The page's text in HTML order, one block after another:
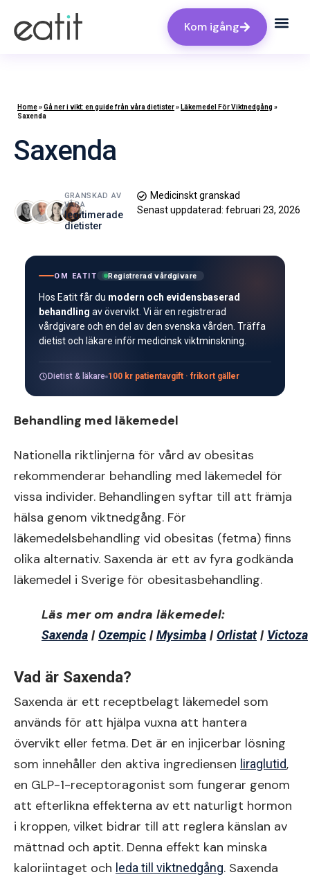
Kom igång
Home»Gå ner i vikt: en guide från våra dietister» Läkemedel För Viktnedgång »
Saxenda
Saxenda
GRANSKAD AV
VÅRA
legitimerade
dietister
Medicinskt granskad
Senast uppdaterad: februari 23, 2026
OM EATIT Registrerad vårdgivare
Hos Eatit får du modern och evidensbaserad
behandling av övervikt. Vi är en registrerad
vårdgivare och en del av den svenska vården. Träffa
dietist och läkare inför medicinsk viktminskning.
Dietist & läkare 100 kr patientavgift · frikort gäller
Behandling med läkemedel
Nationella riktlinjerna för vård av obesitas
rekommenderar behandling med läkemedel för
vissa individer. Behandlingen syftar till att främja
hälsa genom viktnedgång. För
läkemedelsbehandling vid obesitas (fetma) finns
olika alternativ. Saxenda är ett av fyra godkända
läkemedel i Sverige för obesitasbehandling.
Läs mer om andra läkemedel:
Saxenda | Ozempic | Mysimba | Orlistat| Victoza
Vad är Saxenda?
Saxenda är ett receptbelagt läkemedel som
används för att hjälpa vuxna att hantera
övervikt eller fetma. Det är en injicerbar lösning
som innehåller den aktiva ingrediensen liraglutid,
en GLP-1-receptoragonist som fungerar genom
att efterlikna effekterna av ett naturligt hormon
i kroppen, vilket bidrar till att reglera känslan av
mättnad och aptit. Denna effekt kan minska
kaloriintaget och leda till viktnedgång. Saxenda